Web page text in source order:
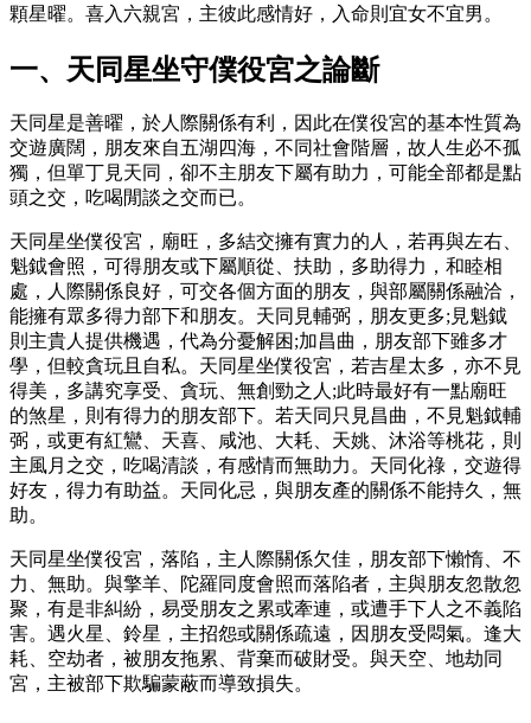
顆星曜。喜入六親宮，主彼此感情好，入命則宜女不宜男。
一、天同星坐守僕役宮之論斷
天同星是善曜，於人際關係有利，因此在僕役宮的基本性質為
交遊廣闊，朋友來自五湖四海，不同社會階層，故人生必不孤
獨，但單丁見天同，卻不主朋友下屬有助力，可能全部都是點
頭之交，吃喝閒談之交而已。
天同星坐僕役宮，廟旺，多結交擁有實力的人，若再與左右、
魁鉞會照，可得朋友或下屬順從、扶助，多助得力，和睦相
處，人際關係良好，可交各個方面的朋友，與部屬關係融洽，
能擁有眾多得力部下和朋友。天同見輔弼，朋友更多;見魁鉞
則主貴人提供機遇，代為分憂解困;加昌曲，朋友部下雖多才
學，但較貪玩且自私。天同星坐僕役宮，若吉星太多，亦不見
得美，多講究享受、貪玩、無創勁之人;此時最好有一點廟旺
的煞星，則有得力的朋友部下。若天同只見昌曲，不見魁鉞輔
弼，或更有紅鸞、天喜、咸池、大耗、天姚、沐浴等桃花，則
主風月之交，吃喝清談，有感情而無助力。天同化祿，交遊得
好友，得力有助益。天同化忌，與朋友產的關係不能持久，無
助。
天同星坐僕役宮，落陷，主人際關係欠佳，朋友部下懶惰、不
力、無助。與擎羊、陀羅同度會照而落陷者，主與朋友忽散忽
聚，有是非糾紛，易受朋友之累或牽連，或遭手下人之不義陷
害。遇火星、鈴星，主招怨或關係疏遠，因朋友受悶氣。逢大
耗、空劫者，被朋友拖累、背棄而破財受。與天空、地劫同
宮，主被部下欺騙蒙蔽而導致損失。